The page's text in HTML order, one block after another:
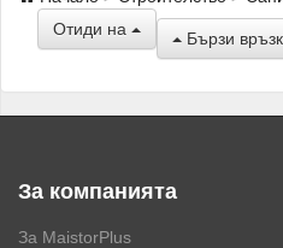
Отиди на
Бързи
За компанията
За MaistorPlus